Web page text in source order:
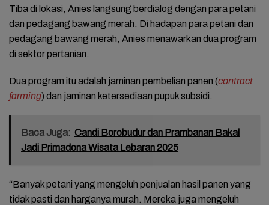
Tiba di lokasi, Anies langsung berdialog dengan para petani
dan pedagang bawang merah. Di hadapan para petani dan
pedagang bawang merah, Anies menawarkan dua program
di sektor pertanian.
Dua program itu adalah jaminan pembelian panen (contract
farming) dan jaminan ketersediaan pupuk subsidi.
Baca Juga: Candi Borobudur dan Prambanan Bakal
Jadi Primadona Wisata Lebaran 2025
“Banyak petani yang mengeluh penjualan hasil panen yang
tidak pasti dan harganya murah. Mereka juga mengeluh